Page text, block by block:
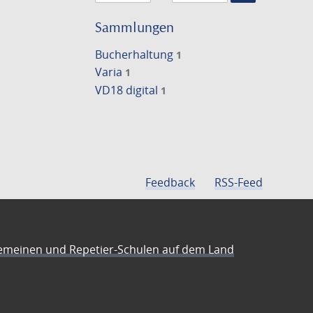
Suche
Sammlungen
Bucherhaltung 1
Varia 1
VD18 digital 1
Feedback RSS-Feed
und Repetier-Schulen auf dem Land